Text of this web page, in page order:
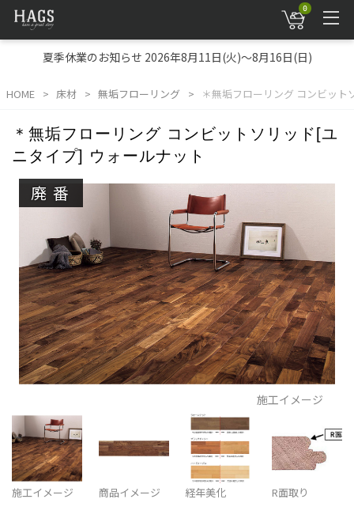
0
夏季休業のお知らせ 2026年8月11日(火)～8月16日(日)
HOME 床材 無垢フローリング ＊無垢フローリング コンビッ
＊無垢フローリング コンビットソリッド[ユ
ニタイプ] ウォールナット
廃番
施工イメージ
施工イメージ 商品イメージ 経年美化 R面取り